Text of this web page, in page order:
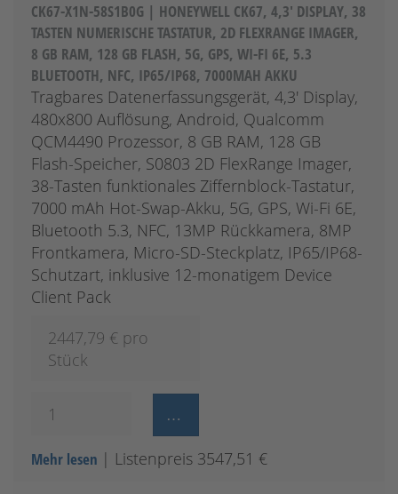
CK67-X1N-58S1B0G | HONEYWELL CK67, 4,3' DISPLAY, 38
TASTEN NUMERISCHE TASTATUR, 2D FLEXRANGE IMAGER,
8 GB RAM, 128 GB FLASH, 5G, GPS, WI-FI 6E, 5.3
BLUETOOTH, NFC, IP65/IP68, 7000MAH AKKU
Tragbares Datenerfassungsgerät, 4,3' Display,
480x800 Auflösung, Android, Qualcomm
QCM4490 Prozessor, 8 GB RAM, 128 GB
Flash-Speicher, S0803 2D FlexRange Imager,
38-Tasten funktionales Ziffernblock-Tastatur,
7000 mAh Hot-Swap-Akku, 5G, GPS, Wi-Fi 6E,
Bluetooth 5.3, NFC, 13MP Rückkamera, 8MP
Frontkamera, Micro-SD-Steckplatz, IP65/IP68-
Schutzart, inklusive 12-monatigem Device
Client Pack
2447,79 € pro
Stück
Mehr lesen | Listenpreis 3547,51 €